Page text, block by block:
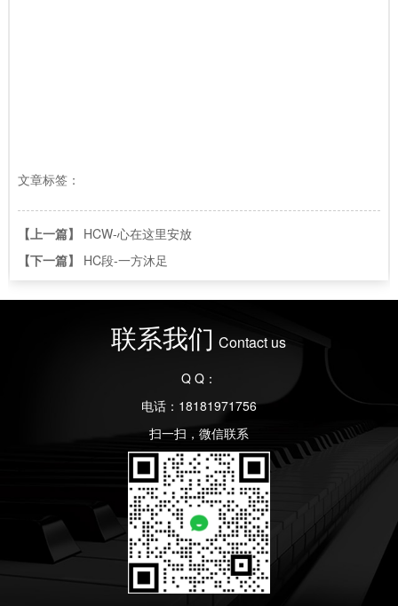
文章标签：
【上一篇】
HCW-心在这里安放
【下一篇】 HC段-一方沐足
联系我们 Contact us
Q Q：
电话：18181971756
扫一扫，微信联系